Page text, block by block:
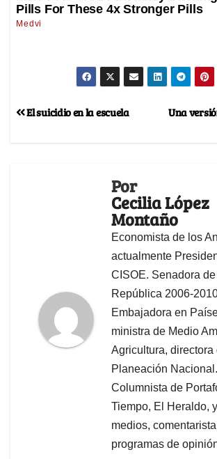
Una
El suicidio en la escuela
Por
Cecilia López
Montaño
Economista de los
actualmente
CISOE. Senadora
República 2006-
Embajadora en
ministra de Medio
Agricultura, directora
Planeación Nacional.
Columnista de
Tiempo, El Heraldo,
medios,
programas de